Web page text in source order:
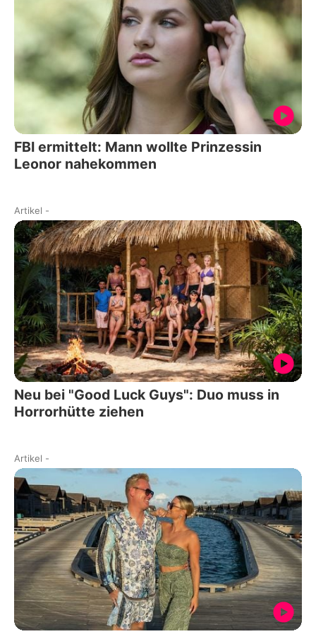
FBI ermittelt: Mann wollte Prinzessin
Leonor nahekommen
Artikel -
Neu bei "Good Luck Guys": Duo muss in
Horrorhütte ziehen
Artikel -